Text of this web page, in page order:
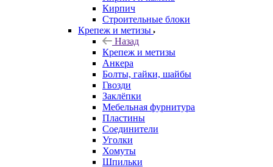
Кирпич
Строительные блоки
Крепеж и метизы
Назад
Крепеж и метизы
Анкера
Болты, гайки, шайбы
Гвозди
Заклёпки
Мебельная фурнитура
Пластины
Соединители
Уголки
Хомуты
Шпильки